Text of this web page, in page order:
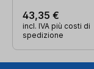
43,35 €
incl. IVA più costi di
spedizione